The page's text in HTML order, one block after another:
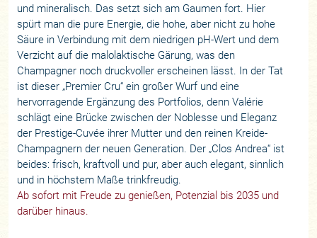
und mineralisch. Das setzt sich am Gaumen fort. Hier
spürt man die pure Energie, die hohe, aber nicht zu hohe
Säure in Verbindung mit dem niedrigen pH-Wert und dem
Verzicht auf die malolaktische Gärung, was den
Champagner noch druckvoller erscheinen lässt. In der Tat
ist dieser „Premier Cru“ ein großer Wurf und eine
hervorragende Ergänzung des Portfolios, denn Valérie
schlägt eine Brücke zwischen der Noblesse und Eleganz
der Prestige-Cuvée ihrer Mutter und den reinen Kreide-
Champagnern der neuen Generation. Der „Clos Andrea“ ist
beides: frisch, kraftvoll und pur, aber auch elegant, sinnlich
und in höchstem Maße trinkfreudig.
Ab sofort mit Freude zu genießen, Potenzial bis 2035 und
darüber hinaus.